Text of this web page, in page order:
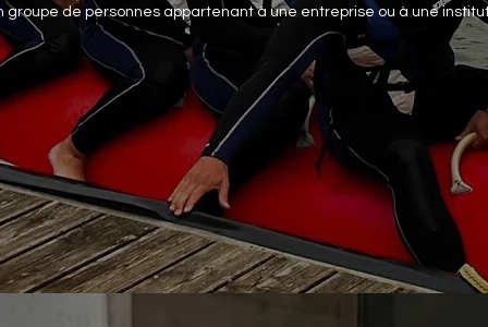
groupe de personnes appartenant à une entreprise ou à une